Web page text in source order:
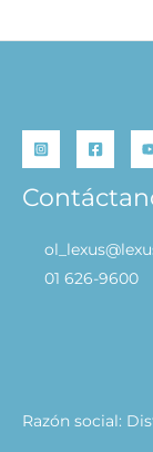
01 626-9600
Razón social: